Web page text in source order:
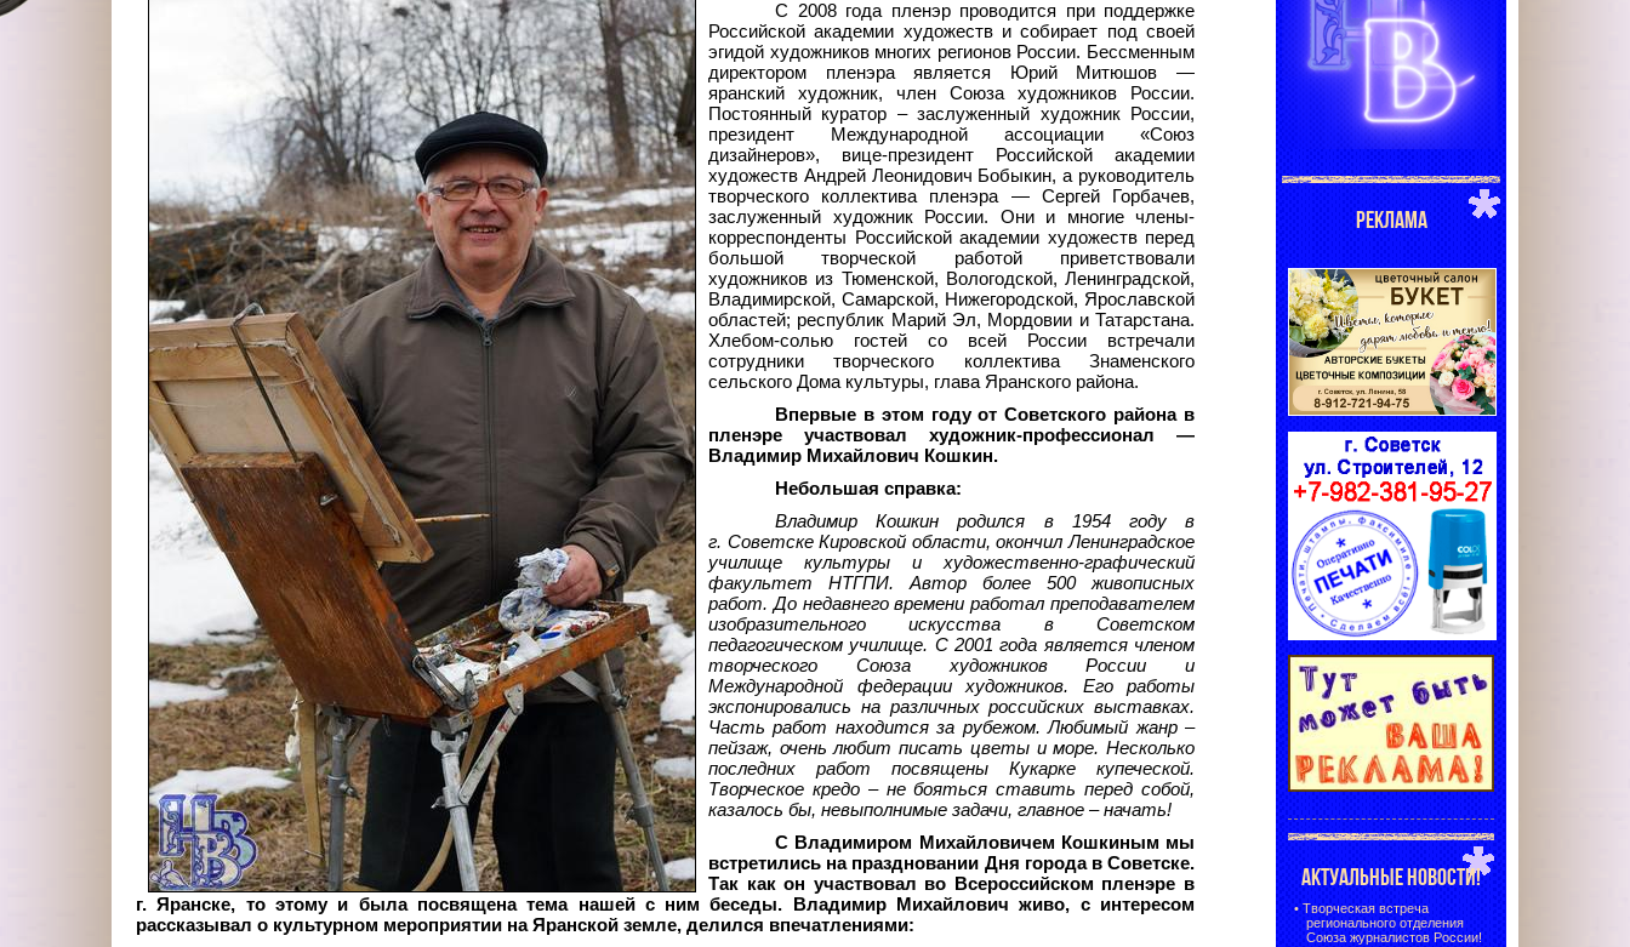
С 2008 года пленэр проводится при поддержке
Российской академии художеств и собирает под своей
эгидой художников многих регионов России. Бессменным
директором пленэра является Юрий Митюшов —
яранский художник, член Союза художников России.
Постоянный куратор – заслуженный художник России,
президент Международной ассоциации «Союз
дизайнеров», вице-президент Российской академии
художеств Андрей Леонидович Бобыкин, а руководитель
творческого коллектива пленэра — Сергей Горбачев,
заслуженный художник России. Они и многие члены-
корреспонденты Российской академии художеств перед
большой творческой работой приветствовали
художников из Тюменской, Вологодской, Ленинградской,
Владимирской, Самарской, Нижегородской, Ярославской
областей; республик Марий Эл, Мордовии и Татарстана.
Хлебом-солью гостей со всей России встречали
сотрудники творческого коллектива Знаменского
сельского Дома культуры, глава Яранского района.
Впервые в этом году от Советского района в
пленэре участвовал художник-профессионал —
Владимир Михайлович Кошкин.
Небольшая справка:
Владимир Кошкин родился в 1954 году в
г. Советске Кировской области, окончил Ленинградское
училище культуры и художественно-графический
факультет НТГПИ. Автор более 500 живописных
работ. До недавнего времени работал преподавателем
изобразительного искусства в Советском
педагогическом училище. С 2001 года является членом
творческого Союза художников России и
Международной федерации художников. Его работы
экспонировались на различных российских выставках.
Часть работ находится за рубежом. Любимый жанр –
пейзаж, очень любит писать цветы и море. Несколько
последних работ посвящены Кукарке купеческой.
Творческое кредо – не бояться ставить перед собой,
казалось бы, невыполнимые задачи, главное – начать!
С Владимиром Михайловичем Кошкиным мы
встретились на праздновании Дня города в Советске.
Так как он участвовал во Всероссийском пленэре в
г. Яранске, то этому и была посвящена тема нашей с ним беседы. Владимир Михайлович живо, с интересом
рассказывал о культурном мероприятии на Яранской земле, делился впечатлениями:
РЕКЛАМА
АКТУАЛЬНЫЕ НОВОСТИ!
• Творческая встреча
регионального отделения
Союза журналистов России!